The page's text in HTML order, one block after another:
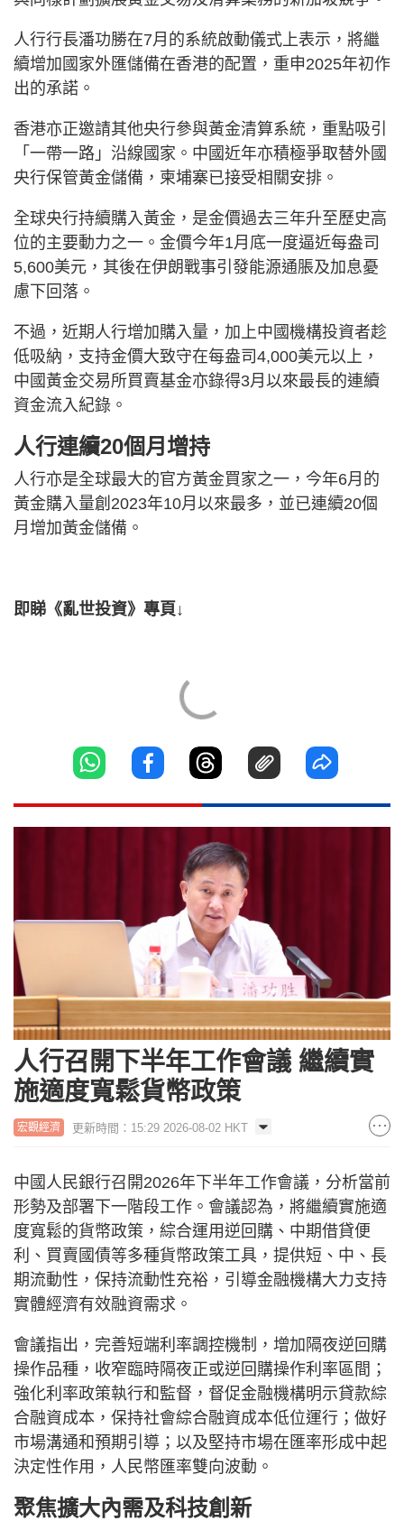
人行行長潘功勝在7月的系統啟動儀式上表示，將繼
續增加國家外匯儲備在香港的配置，重申2025年初作
出的承諾。
香港亦正邀請其他央行參與黃金清算系統，重點吸引
「一帶一路」沿線國家。中國近年亦積極爭取替外國
央行保管黃金儲備，柬埔寨已接受相關安排。
全球央行持續購入黃金，是金價過去三年升至歷史高
位的主要動力之一。金價今年1月底一度逼近每盎司
5,600美元，其後在伊朗戰事引發能源通脹及加息憂
慮下回落。
不過，近期人行增加購入量，加上中國機構投資者趁
低吸納，支持金價大致守在每盎司4,000美元以上，
中國黃金交易所買賣基金亦錄得3月以來最長的連續
資金流入紀錄。
人行連續20個月增持
人行亦是全球最大的官方黃金買家之一，今年6月的
黃金購入量創2023年10月以來最多，並已連續20個
月增加黃金儲備。
即睇《亂世投資》專頁↓
人行召開下半年工作會議 繼續實
施適度寬鬆貨幣政策
宏觀經濟 更新時間：15:29 2026-08-02 HKT
中國人民銀行召開2026年下半年工作會議，分析當前
形勢及部署下一階段工作。會議認為，將繼續實施適
度寬鬆的貨幣政策，綜合運用逆回購、中期借貸便
利、買賣國債等多種貨幣政策工具，提供短、中、長
期流動性，保持流動性充裕，引導金融機構大力支持
實體經濟有效融資需求。
會議指出，完善短端利率調控機制，增加隔夜逆回購
操作品種，收窄臨時隔夜正或逆回購操作利率區間；
強化利率政策執行和監督，督促金融機構明示貸款綜
合融資成本，保持社會綜合融資成本低位運行；做好
市場溝通和預期引導；以及堅持市場在匯率形成中起
決定性作用，人民幣匯率雙向波動。
聚焦擴大內需及科技創新